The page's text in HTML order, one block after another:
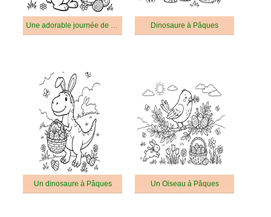
Une adorable journée de Pâques Dinosaure à Pâques
Un dinosaure à Pâques Un Oiseau à Pâques